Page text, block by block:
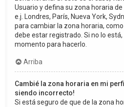
Usuario y defina su zona horaria
e.j. Londres, París, Nueva York,
para cambiar la zona horaria,
debe estar registrado. Si no lo
momento para hacerlo.
Arriba
Cambié la zona horaria en mi
siendo incorrecto!
Si está seguro de que de la zona